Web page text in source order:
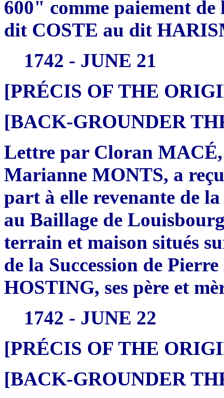
600" comme paiement
dit COSTE au dit
1742 - JUNE 21
[PRÉCIS OF THE
[BACK-GROUNDER
Lettre par Cloran MACÉ,
Marianne MONTS, a
part à elle revenante de
au Baillage de
terrain et maison situés
de la Succession de
HOSTING, ses père et
1742 - JUNE 22
[PRÉCIS OF THE
[BACK-GROUNDER